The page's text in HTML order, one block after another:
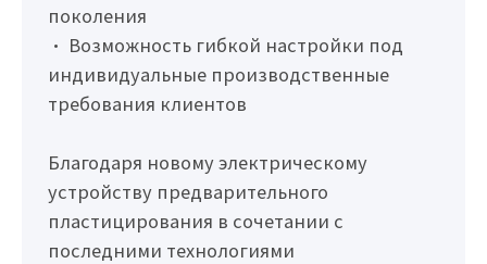
поколения
• Возможность гибкой настройки под
индивидуальные производственные
требования клиентов
Благодаря новому электрическому
устройству предварительного
пластицирования в сочетании с
последними технологиями